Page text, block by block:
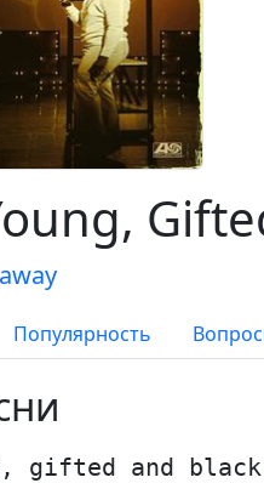
Популярность
gifted and